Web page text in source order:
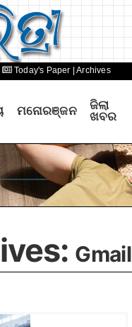
Today's Paper | Archives
ମନୋରଞ୍ଜନ
ଜିଲା
ଖବର
Gmail